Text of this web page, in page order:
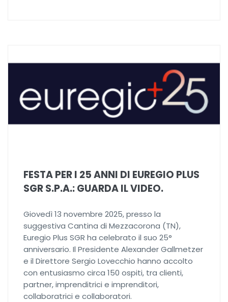
FESTA PER I 25 ANNI DI EUREGIO PLUS
SGR S.P.A.: GUARDA IL VIDEO.
Giovedì 13 novembre 2025, presso la
suggestiva Cantina di Mezzacorona (TN),
Euregio Plus SGR ha celebrato il suo 25°
anniversario. Il Presidente Alexander Gallmetzer
e il Direttore Sergio Lovecchio hanno accolto
con entusiasmo circa 150 ospiti, tra clienti,
partner, imprenditrici e imprenditori,
collaboratrici e collaboratori.